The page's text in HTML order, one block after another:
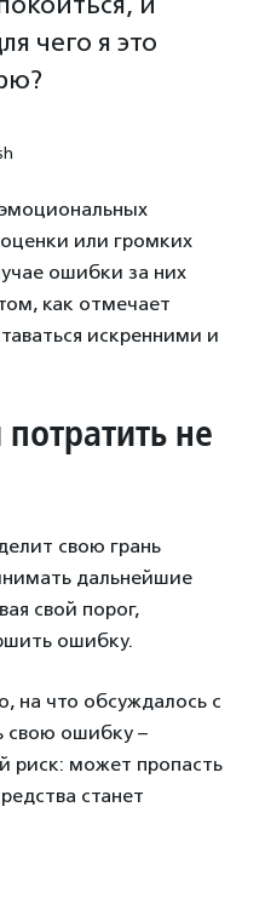
чего я это
или громких
ошибки за них
как отмечает
искренними и
не
свою грань
дальнейшие
свой порог,
ошибку.
на что обсуждалось с
свою ошибку –
риск: может пропасть
станет